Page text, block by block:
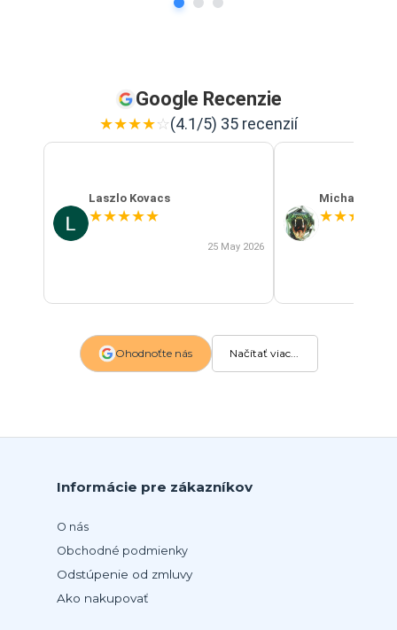
Google Recenzie
★★★★☆(4.1/5) 35 recenzií
Laszlo Kovacs
★★★★★
25 May 2026
Michal Szabo
★★★
Ohodnoťte nás Načítať viac...
Informácie pre zákazníkov
O nás
Obchodné podmienky
Odstúpenie od zmluvy
Ako nakupovať